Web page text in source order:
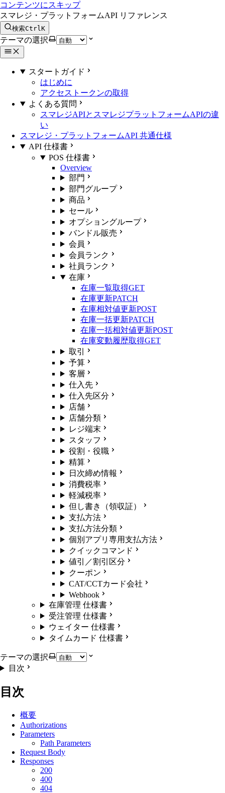
コンテンツにスキップ
スマレジ・プラットフォームAPI リファレンス
検索CtrlK
テーマの選択
スタートガイド
はじめに
アクセストークンの取得
よくある質問
スマレジAPIとスマレジプラットフォームAPIの違
い
スマレジ・プラットフォームAPI 共通仕様
API 仕様書
POS 仕様書
Overview
部門
部門グループ
商品
セール
オプショングループ
バンドル販売
会員
会員ランク
社員ランク
在庫
在庫一覧取得GET
在庫更新PATCH
在庫相対値更新POST
在庫一括更新PATCH
在庫一括相対値更新POST
在庫変動履歴取得GET
取引
予算
客層
仕入先
仕入先区分
店舗
店舗分類
レジ端末
スタッフ
役割・役職
精算
日次締め情報
消費税率
軽減税率
但し書き（領収証）
支払方法
支払方法分類
個別アプリ専用支払方法
クイックコマンド
値引／割引区分
クーポン
CAT/CCTカード会社
Webhook
在庫管理 仕様書
受注管理 仕様書
ウェイター 仕様書
タイムカード 仕様書
テーマの選択
目次
目次
概要
Authorizations
Parameters
Path Parameters
Request Body
Responses
200
400
404